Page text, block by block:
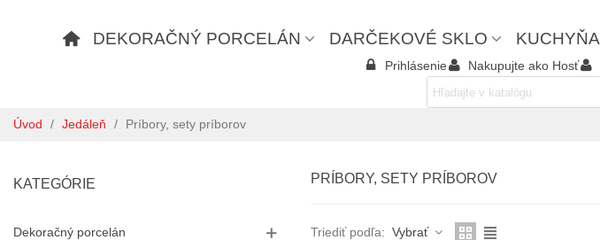
DEKORAČNÝ PORCELÁN DARČEKOVÉ SKLO KUCHYŇA
Prihlásenie Nakupujte ako Hosť
Úvod / Jedáleň / Príbory, sety príborov
KATEGÓRIE
Dekoračný porcelán
PRÍBORY, SETY PRÍBOROV
Triediť podľa: Vybrať